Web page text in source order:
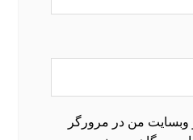
وبسایت من در مرورگر